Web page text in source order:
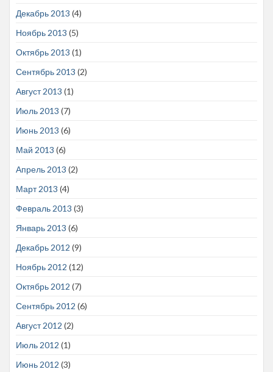
Декабрь 2013 (4)
Ноябрь 2013 (5)
Октябрь 2013 (1)
Сентябрь 2013 (2)
Август 2013 (1)
Июль 2013 (7)
Июнь 2013 (6)
Май 2013 (6)
Апрель 2013 (2)
Март 2013 (4)
Февраль 2013 (3)
Январь 2013 (6)
Декабрь 2012 (9)
Ноябрь 2012 (12)
Октябрь 2012 (7)
Сентябрь 2012 (6)
Август 2012 (2)
Июль 2012 (1)
Июнь 2012 (3)